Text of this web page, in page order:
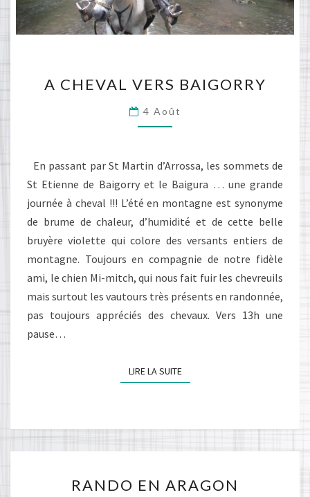
CHEVAL
VERS
BAIGORRY
A CHEVAL VERS BAIGORRY
4 Août
En passant par St Martin d’Arrossa, les sommets de
St Etienne de Baigorry et le Baigura … une grande
journée à cheval !!! L’été en montagne est synonyme
de brume de chaleur, d’humidité et de cette belle
bruyère violette qui colore des versants entiers de
montagne. Toujours en compagnie de notre fidèle
ami, le chien Mi-mitch, qui nous fait fuir les chevreuils
mais surtout les vautours très présents en randonnée,
pas toujours appréciés des chevaux. Vers 13h une
pause…
LIRE LA SUITELIRE LA SUITE
EN
RANDO EN ARAGON